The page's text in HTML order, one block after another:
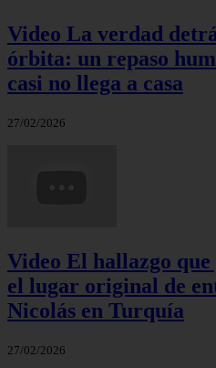
Video La verdad
órbita: un repaso
casi no llega a casa
27/02/2026
Video El hallazgo
el lugar original de
Nicolás en Turquía
27/02/2026